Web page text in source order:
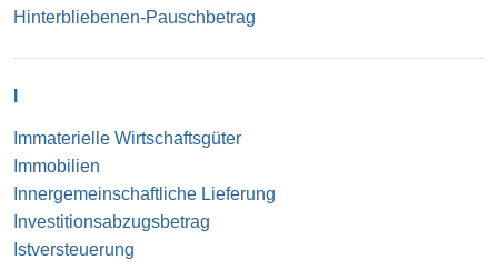
Hinterbliebenen-Pauschbetrag
Immaterielle Wirtschaftsgüter
Immobilien
Innergemeinschaftliche Lieferung
Investitionsabzugsbetrag
Istversteuerung